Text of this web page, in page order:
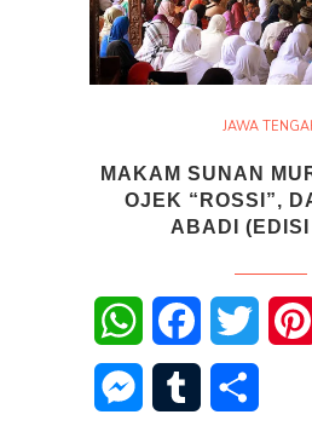
JAWA
MAKAM SUNAN
OJEK “ROSSI”,
ABADI
WhatsAppFacebookTwitter
Messenger
Tumblr